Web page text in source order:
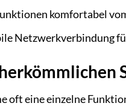
komfortabel
Netzwerkverbindung
oft eine einzelne